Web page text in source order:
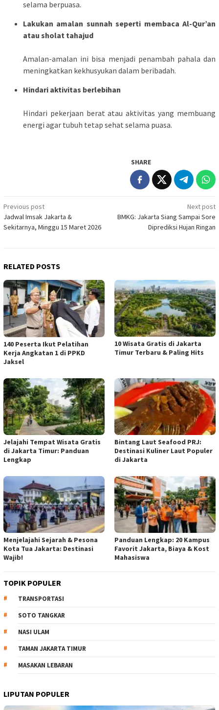
selama berpuasa.
Lakukan amalan sunnah seperti membaca Al-Qur’an
atau sholat tahajud
Amalan-amalan ini bisa menjadi penambah pahala dan
meningkatkan kekhusyukan dalam beribadah.
Hindari aktivitas berlebihan
Hindari pekerjaan berat atau aktivitas yang membuang
energi agar tubuh tetap sehat selama puasa.
SHARE
Post
navigation
Previous post
Jadwal Imsak Jakarta &
Sekitarnya, Minggu 15 Maret 2026
Next post
BMKG: Jakarta Siang Sampai Sore
Diprediksi Hujan Ringan
RELATED POSTS
140 Peserta Ikut Pelatihan
Kerja Angkatan 1 di PPKD
Jaksel
10 Wisata Gratis di Jakarta
Timur Terbaru & Paling Hits
Jelajahi Tempat Wisata Gratis
di Jakarta Timur: Panduan
Lengkap
Bintang Laut Seafood PRJ:
Destinasi Kuliner Laut Populer
di Jakarta
Menjelajahi Sejarah & Pesona
Kota Tua Jakarta: Destinasi
Wajib!
Panduan Lengkap: 20 Kampus
Favorit Jakarta, Biaya & Kost
Mahasiswa
TOPIK POPULER
TRANSPORTASI
SOTO TANGKAR
NASI ULAM
TAMAN JAKARTA TIMUR
MASAKAN LEBARAN
LIPUTAN POPULER